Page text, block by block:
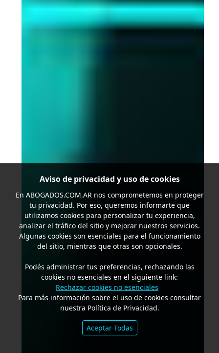
Aviso de privacidad y uso de cookies
En ABOGADOS.COM.ARnos comprometemos en proteger
tu privacidad. Por eso, queremos informarte que
utilizamos cookies para personalizar tu experiencia,
analizar el tráfico del sitio y mejorar nuestros servicios.
Algunas cookies son esenciales para el funcionamiento
del sitio, mientras que otras son opcionales.
Podés administrar tus preferencias, rechazando las
cookies no esenciales en el siguiente link:
Rechazar cookies no esenciales
Para más información sobre el uso de cookies consultar
nuestra Política de Privacidad.
Aceptar Todas